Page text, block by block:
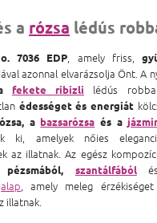
a rózsa lédús
7036 EDP, amely friss,
azonnal elvarázsolja Önt. A
fekete ribizli
lédús
édességet és energiát
a bazsarózsa és a
ki, amelyek nőies
az illatnak. Az egész
pézsmából, szantálfából
alap, amely meleg
illatnak.